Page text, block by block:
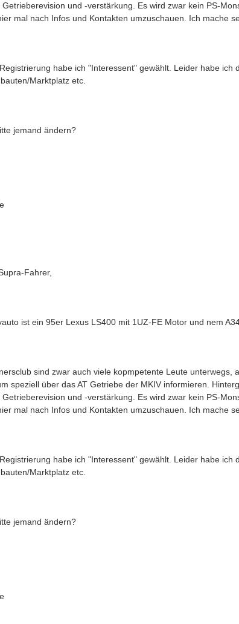
Getrieberevision und -verstärkung. Es wird zwar kein PS-
mal nach Infos und Kontakten umzuschauen. Ich mache
habe ich "Interessent" gewählt. Leider habe
Marktplatz etc.
jemand ändern?
Fahrer,
ist ein 95er Lexus LS400 mit 1UZ-FE Motor und nem
sind zwar auch viele kopmpetente Leute
speziell über das AT Getriebe der MKIV informieren.
Getrieberevision und -verstärkung. Es wird zwar kein PS-
mal nach Infos und Kontakten umzuschauen. Ich mache
habe ich "Interessent" gewählt. Leider habe
Marktplatz etc.
jemand ändern?